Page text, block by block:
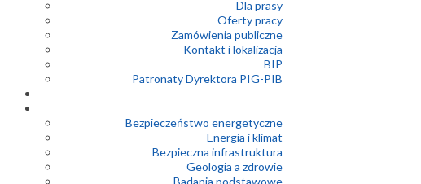
Dla prasy
Oferty pracy
Zamówienia publiczne
Kontakt i lokalizacja
BIP
Patronaty Dyrektora PIG-PIB
Bezpieczeństwo energetyczne
Energia i klimat
Bezpieczna infrastruktura
Geologia a zdrowie
Badania podstawowe